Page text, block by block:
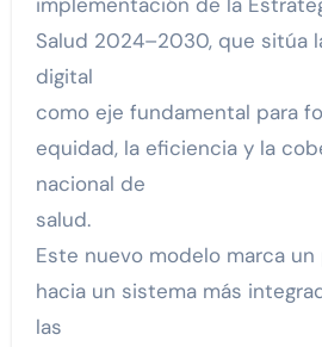
Salud 2024–2030, que sitúa
digital
como eje fundamental para
equidad, la eficiencia y la
nacional de
salud.
Este nuevo modelo marca
hacia un sistema más
las